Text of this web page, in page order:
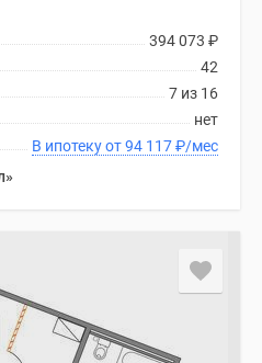
394 073 ₽
42
7 из 16
нет
В ипотеку от 94 117₽/мес